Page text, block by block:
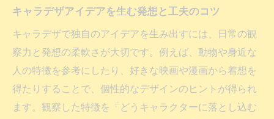
キャラデザアイデアを生む発想と工夫のコツ
キャラデザで独自のアイデアを生み出すには、日常の観
察力と発想の柔軟さが大切です。例えば、動物や身近な
人の特徴を参考にしたり、好きな映画や漫画から着想を
得たりすることで、個性的なデザインのヒントが得られ
ます。観察した特徴を「どうキャラクターに落とし込む